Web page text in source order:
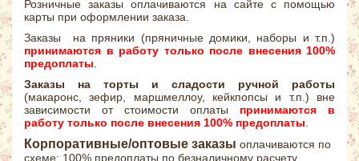
Розничные заказы оплачиваются на сайте с помощью
карты при оформлении заказа.
Заказы на пряники (пряничные домики, наборы и т.п.)
принимаются в работу только после внесения 100%
предоплаты
Заказы на торты и сладости ручной работы
(макаронс, зефир, маршмеллоу, кейкпопсы и т.п.) вне
зависимости от стоимости оплаты принимаются в
работу только после внесения 100% предоплаты
Корпоративные/оптовые заказы оплачиваются по
схеме: 100% предоплаты по безналичному расчету.